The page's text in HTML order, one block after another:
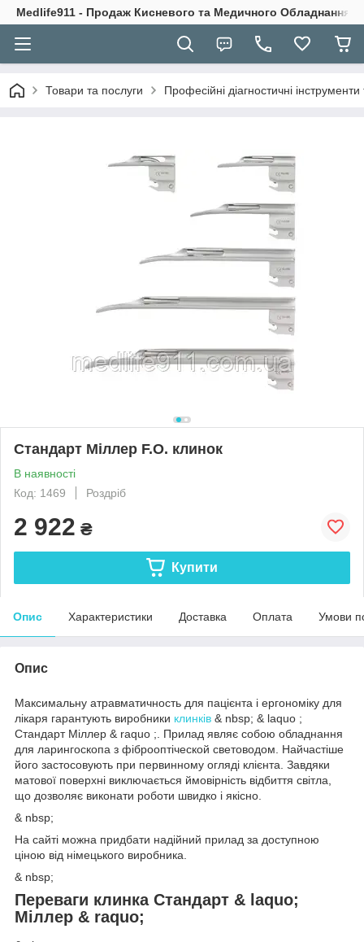
Medlife911 - Продаж Кисневого та Медичного Обладнання
Товари та послуги Професійні діагностичні
Cтандарт Міллер F.O. клинок
В наявності
Код: 1469
Роздріб
2 922 ₴
Купити
Опис Характеристики Доставка Оплата Умови
Опис
Максимальну атравматичность для пацієнта і ергономіку для
лікаря гарантують виробники клинків & nbsp; & laquo ;
Стандарт Міллер & raquo ;. Прилад являє собою обладнання
для ларингоскопа з фіброоптіческой световодом. Найчастіше
його застосовують при первинному огляді клієнта. Завдяки
матової поверхні виключається ймовірність відбиття світла,
що дозволяє виконати роботи швидко і якісно.
& nbsp;
На сайті можна придбати надійний прилад за доступною
ціною від німецького виробника.
& nbsp;
Переваги клинка Стандарт & laquo;
Міллер & raquo;